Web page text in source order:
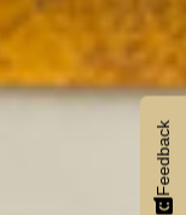
Feedback